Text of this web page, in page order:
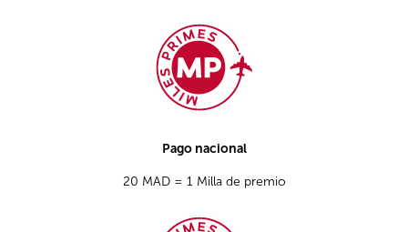
Pago nacional
20 MAD = 1 Milla de premio